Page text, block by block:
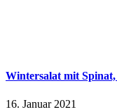
Wintersalat mit
16. Januar 2021